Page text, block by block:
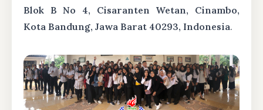
Blok B No 4, Cisaranten Wetan, Cinambo,
Kota Bandung, Jawa Barat 40293, Indonesia.